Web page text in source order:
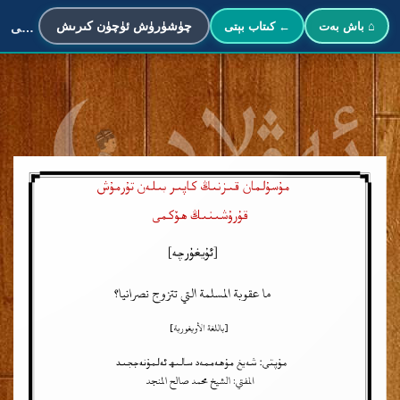
⌂ باش بەت ← كىتاب بېتى مۇسۇلمان قىزنىڭ كاپىر بىلەن تۇرمۇش قۇرۇشىنىڭ ھۆكمى چۈشۈرۈش ئۈچۈن كىرىش